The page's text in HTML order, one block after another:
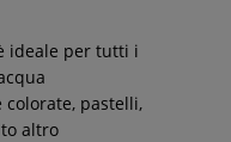
ideale per tutti i
pastelli,
altro